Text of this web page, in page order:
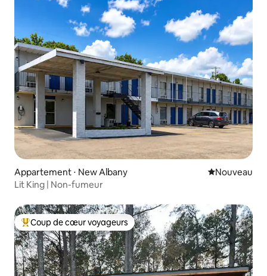
Appartement ⋅ New Albany Nouvel
Nouveau
Lit King | Non-fumeur
Coups de cœur voyageurs les plus appréciés
Coup de cœur voyageurs